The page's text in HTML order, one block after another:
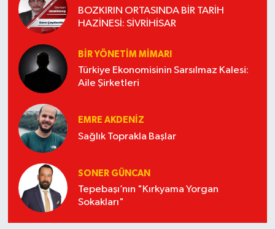
BOZKIRIN ORTASINDA BİR TARİH
HAZİNESİ: SİVRİHİSAR
BIR YÖNETIM MIMARI
Türkiye Ekonomisinin Sarsılmaz Kalesi:
Aile Şirketleri
EMRE AKDENIZ
Sağlık Toprakla Başlar
SONER GÜNCAN
Tepebaşı’nın "Kırkyama Yorgan
Sokakları"